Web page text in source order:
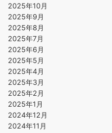
2025年10月
2025年9月
2025年8月
2025年7月
2025年6月
2025年5月
2025年4月
2025年3月
2025年2月
2025年1月
2024年12月
2024年11月